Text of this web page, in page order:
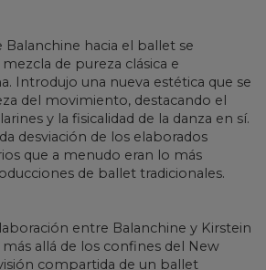
Balanchine hacia el ballet se
de pureza clásica e
Introdujo una nueva estética que se
del movimiento, destacando el
y la fisicalidad de la danza en sí.
desviación de los elaborados
que a menudo eran lo más
de ballet tradicionales.
entre Balanchine y Kirstein
allá de los confines del New
compartida de un ballet